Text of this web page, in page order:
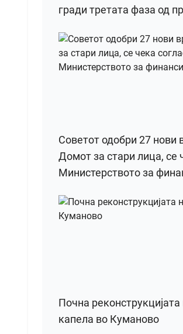
гради третата фаза од
Советот одобри 27 нови
Домот за стари лица, се
Министерството за
Почна
капела во Куманово